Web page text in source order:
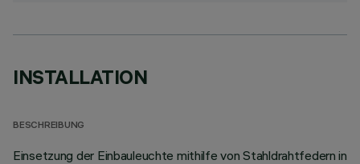
INSTALLATION
BESCHREIBUNG
Einsetzung der Einbauleuchte mithilfe von Stahldrahtfedern in